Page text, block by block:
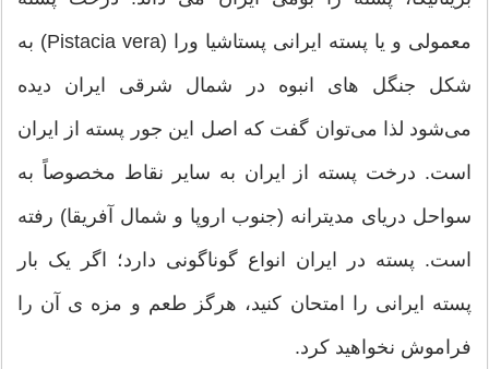
معمولی و یا پسته ایرانی پستاشیا ورا (Pistacia vera) به
شکل جنگل های انبوه در شمال شرقی ایران دیده
می‌شود لذا می‌توان گفت که اصل این جور پسته از ایران
است. درخت پسته از ایران به سایر نقاط مخصوصاً به
سواحل دریای مدیترانه (جنوب اروپا و شمال آفریقا) رفته
است. پسته در ایران انواع گوناگونی دارد؛ اگر یک بار
پسته ایرانی را امتحان کنید، هرگز طعم و مزه ی آن را
فراموش نخواهید کرد.